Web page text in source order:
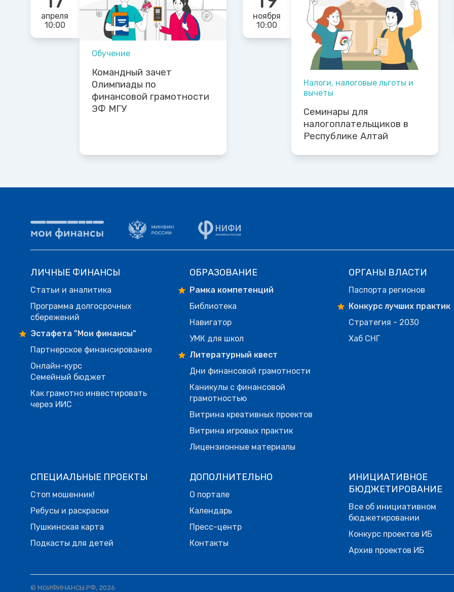
апреля
10:00
Обучение
Командный зачет
Олимпиады по
финансовой грамотности
ЭФ МГУ
ноября
10:00
Налоги, налоговые льготы и
вычеты
Семинары для
налогоплательщиков в
Республике Алтай
ЛИЧНЫЕ ФИНАНСЫ
Статьи и аналитика
Программа долгосрочных
сбережений
Эстафета "Мои финансы"
Партнерское финансирование
Онлайн-курс
Семейный бюджет
Как грамотно инвестировать
через ИИС
ОБРАЗОВАНИЕ
Рамка компетенций
Библиотека
Навигатор
УМК для школ
Литературный квест
Дни финансовой грамотности
Каникулы с финансовой
грамотностью
Витрина креативных проектов
Витрина игровых практик
Лицензионные материалы
ОРГАНЫ ВЛАСТИ
Паспорта регионов
Конкурс лучших практик
Стратегия - 2030
Хаб СНГ
СПЕЦИАЛЬНЫЕ ПРОЕКТЫ
Стоп мошенник!
Ребусы и раскраски
Пушкинская карта
Подкасты для детей
ДОПОЛНИТЕЛЬНО
О портале
Календарь
Пресс-центр
Контакты
ИНИЦИАТИВНОЕ
БЮДЖЕТИРОВАНИЕ
Все об инициативном
бюджетировании
Конкурс проектов ИБ
Архив проектов ИБ
© МОИФИНАНСЫ.РФ, 2026